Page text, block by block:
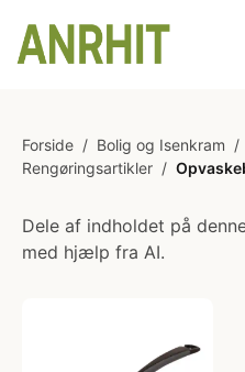
Forside / Bolig og Isenkram /
Rengøringsartikler /
Dele af indholdet på
med hjælp fra AI.